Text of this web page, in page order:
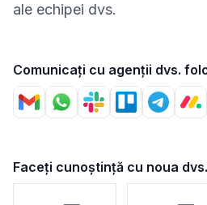
ale echipei dvs.
Comunicați cu agenții dvs.
Faceți cunoștință cu noua